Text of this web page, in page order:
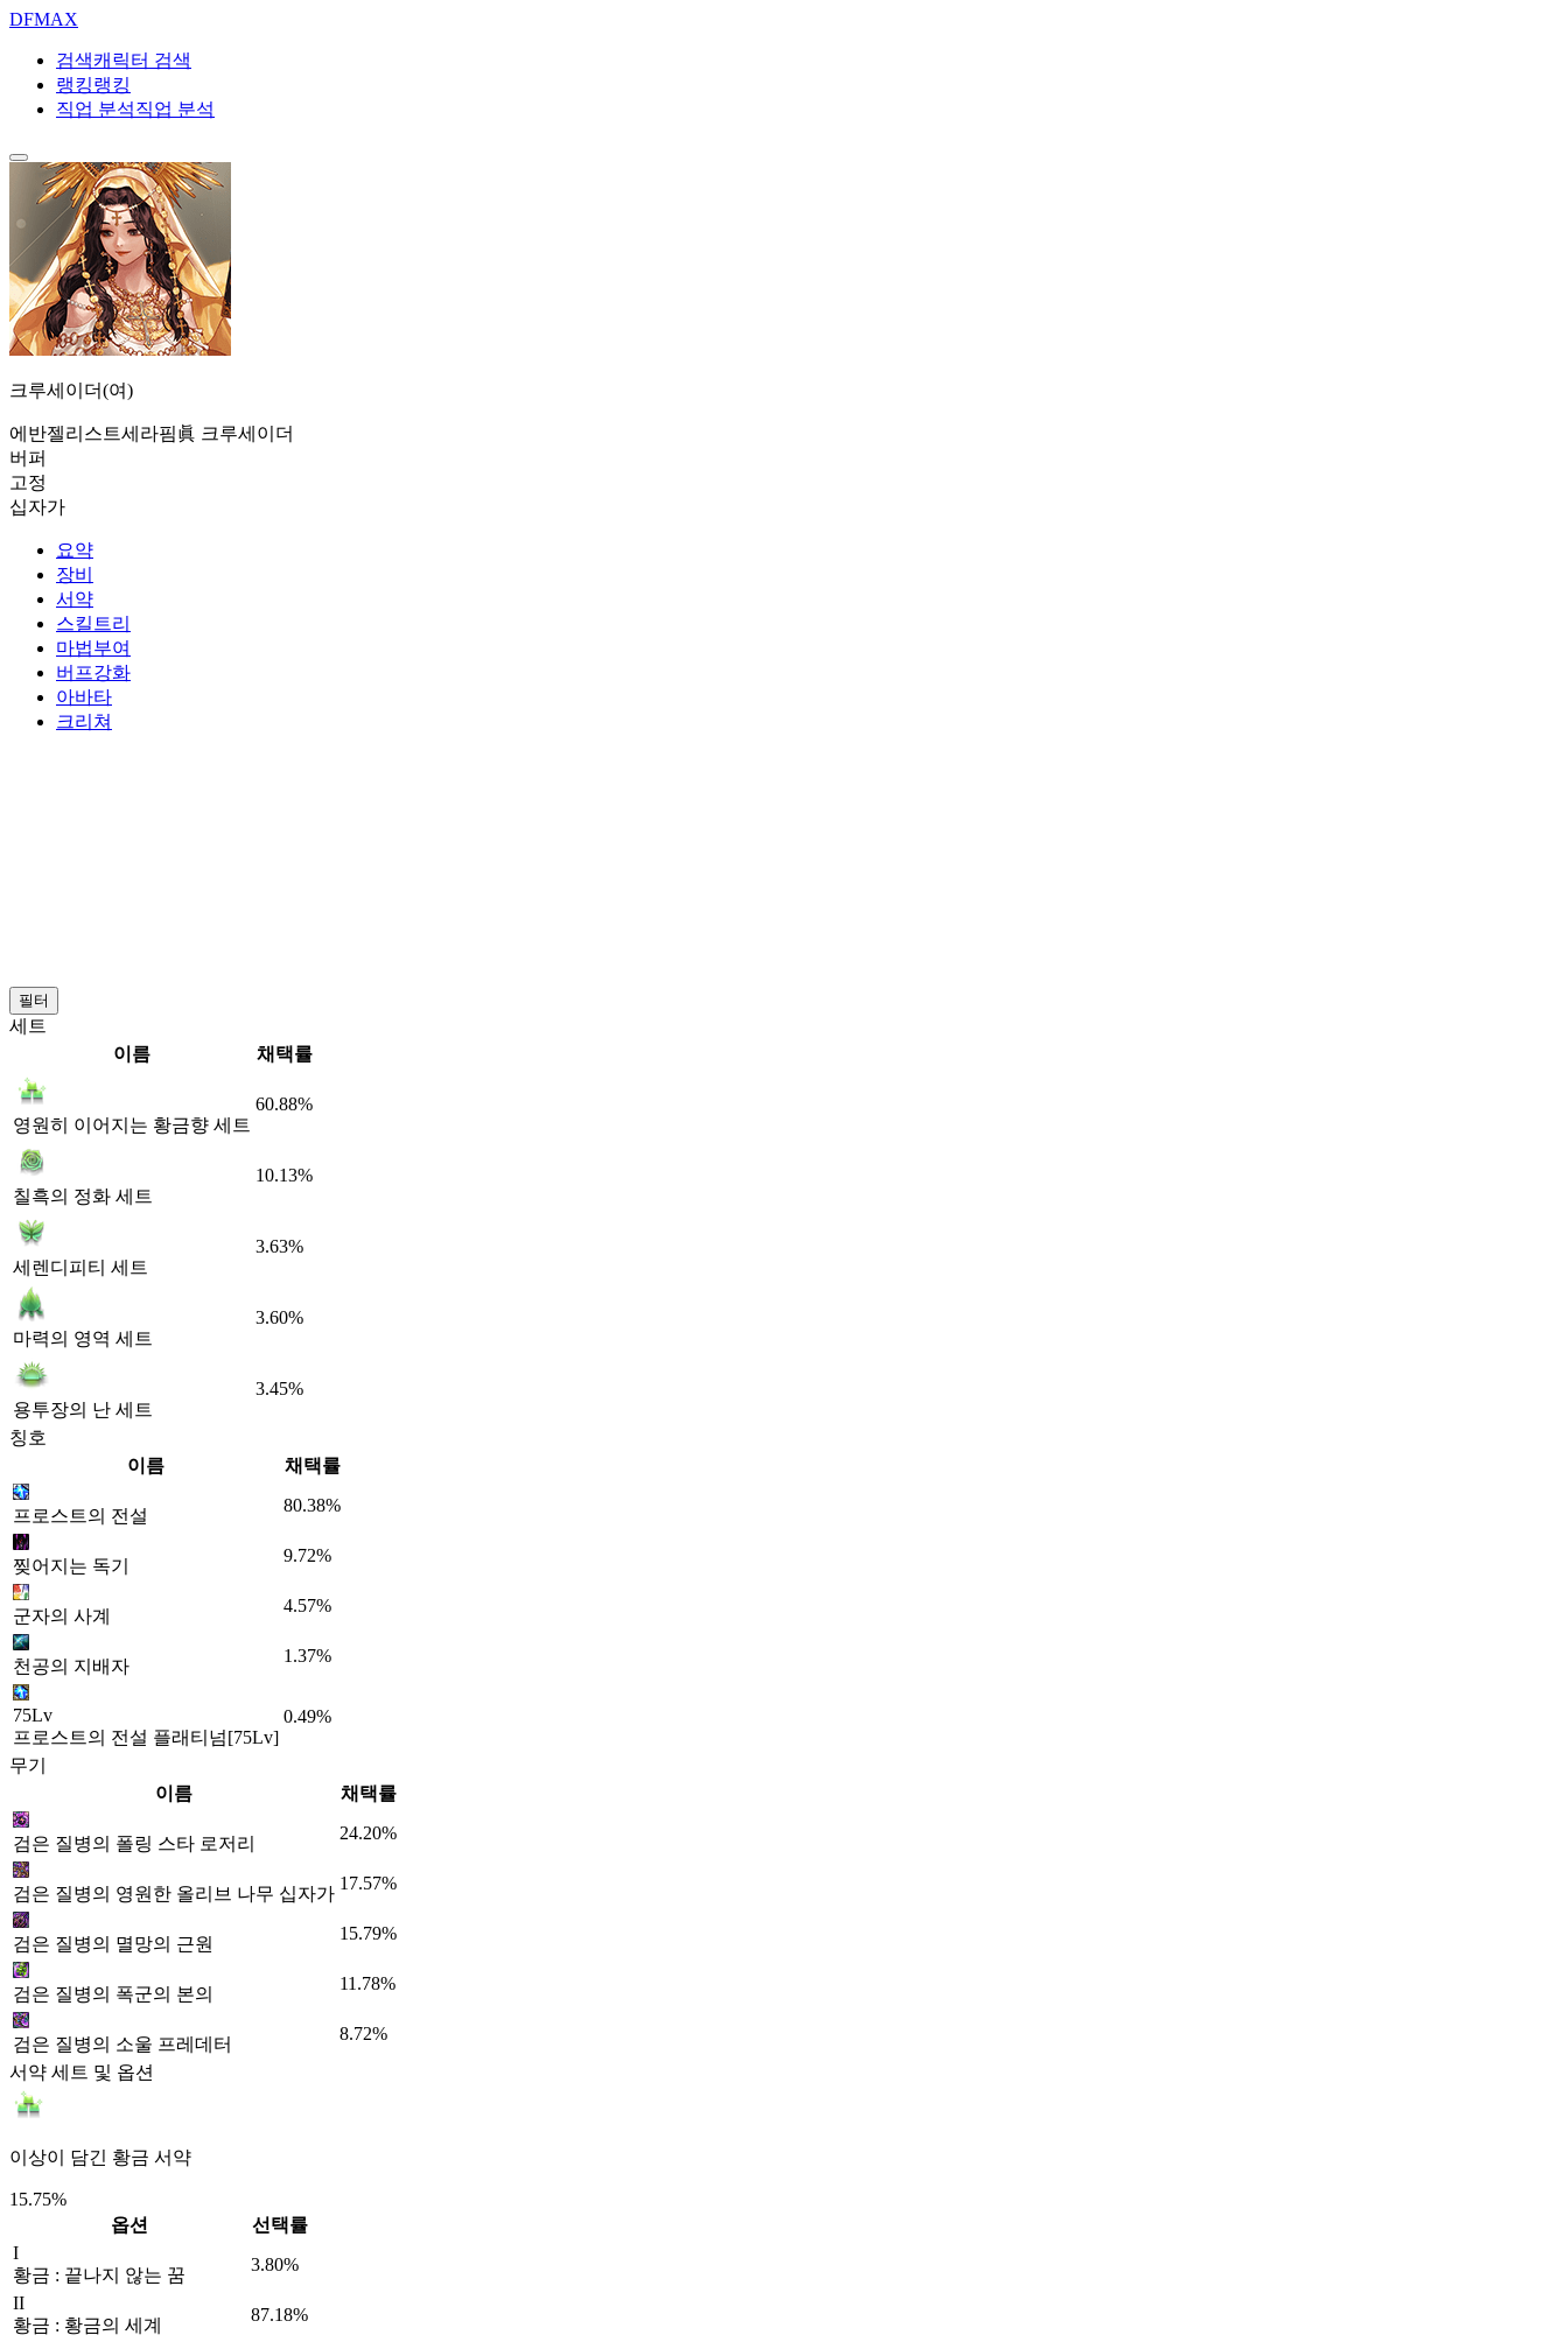
DFMAX
검색캐릭터 검색
랭킹랭킹
직업 분석직업 분석
크루세이더(여)
에반젤리스트세라핌眞 크루세이더
버퍼
고정
십자가
요약
장비
서약
스킬트리
마법부여
버프강화
아바타
크리쳐
필터
세트
이름
채택률
영원히 이어지는 황금향 세트
60.88%
칠흑의 정화 세트
10.13%
세렌디피티 세트
3.63%
마력의 영역 세트
3.60%
용투장의 난 세트
3.45%
칭호
이름
채택률
프로스트의 전설
80.38%
찢어지는 독기
9.72%
군자의 사계
4.57%
천공의 지배자
1.37%
75Lv
프로스트의 전설 플래티넘[75Lv]
0.49%
무기
이름
채택률
검은 질병의 폴링 스타 로저리
24.20%
검은 질병의 영원한 올리브 나무 십자가
17.57%
검은 질병의 멸망의 근원
15.79%
검은 질병의 폭군의 본의
11.78%
검은 질병의 소울 프레데터
8.72%
서약 세트 및 옵션
이상이 담긴 황금 서약
15.75%
옵션
선택률
I
황금 : 끝나지 않는 꿈
3.80%
II
황금 : 황금의 세계
87.18%